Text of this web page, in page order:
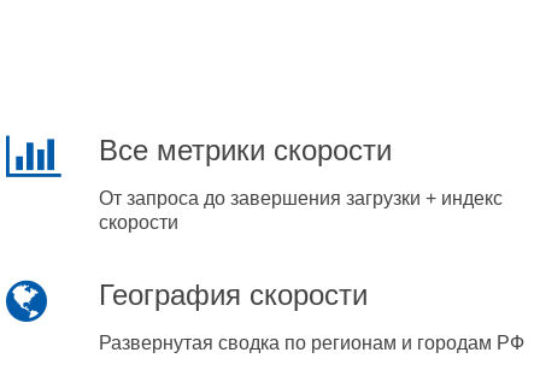
Все метрики скорости
От запроса до завершения загрузки + индекс
скорости
География скорости
Развернутая сводка по регионам и городам РФ